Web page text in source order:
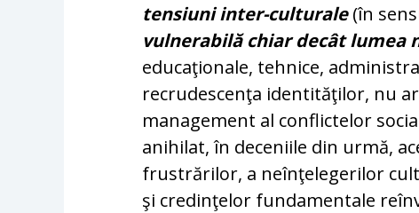
tensiuni inter-culturale(în
vulnerabilă chiar decât lumea
educaţionale, tehnice,
recrudescenţa identităţilor, nu
management al conflictelor
anihilat, în deceniile din urmă,
frustrărilor, a neînţelegerilor
şi credinţelor fundamentale